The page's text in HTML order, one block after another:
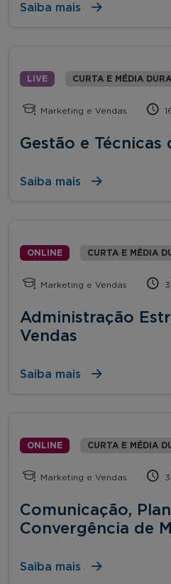
Saiba mais
LIVE CURTA E MÉDIA
Marketing e Vendas
Gestão e Técnicas
Saiba mais
ONLINE CURTA E MÉDIA
Marketing e Vendas
Administração
Vendas
Saiba mais
ONLINE CURTA E MÉDIA
Marketing e Vendas
Comunicação,
Convergência de
Saiba mais